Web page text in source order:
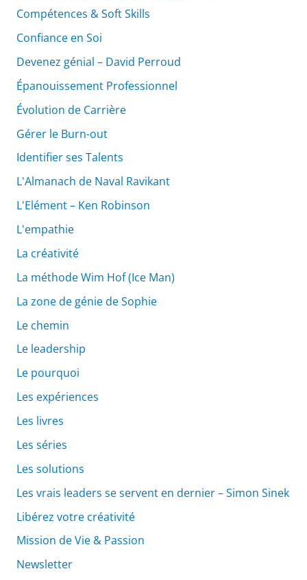
Compétences & Soft Skills
Confiance en Soi
Devenez génial – David Perroud
Épanouissement Professionnel
Évolution de Carrière
Gérer le Burn-out
Identifier ses Talents
L'Almanach de Naval Ravikant
L'Elément – Ken Robinson
L'empathie
La créativité
La méthode Wim Hof (Ice Man)
La zone de génie de Sophie
Le chemin
Le leadership
Le pourquoi
Les expériences
Les livres
Les séries
Les solutions
Les vrais leaders se servent en dernier – Simon Sinek
Libérez votre créativité
Mission de Vie & Passion
Newsletter